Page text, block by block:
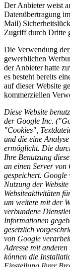
Der Anbieter weist
Datenübertragung
Mail)
Zugriff durch Dritte
Die Verwendung
gewerblichen
der Anbieter hatte
es besteht bereits
auf dieser Website
kommerziellen
Diese Website
der Google Inc.
"Cookies",
und die eine
ermöglicht. Die
Ihre Benutzung
an einen Server
gespeichert.
Nutzung der
Websiteaktivitäten
um weitere mit der
verbundene
Informationen
gesetzlich
von Google
Adresse mit
können die